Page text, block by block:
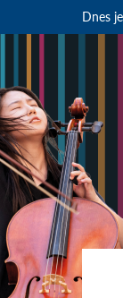
Dnes